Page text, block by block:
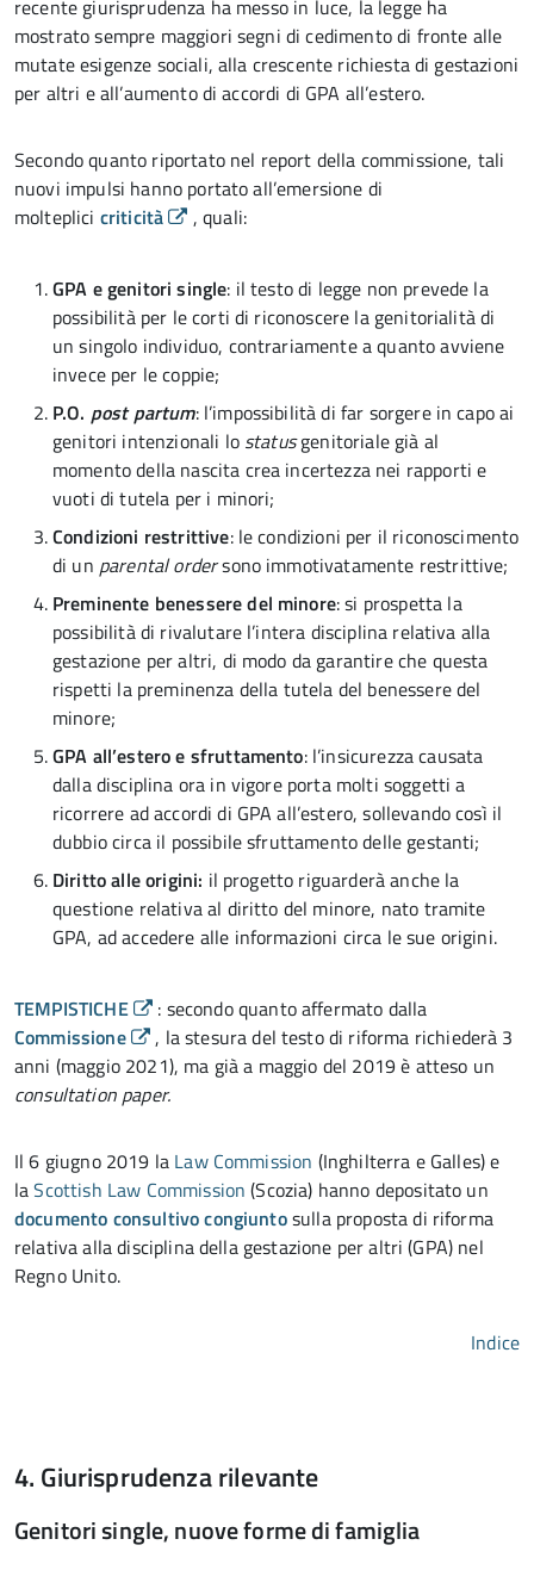
recente giurisprudenza ha messo in luce, la legge ha
mostrato sempre maggiori segni di cedimento di fronte alle
mutate esigenze sociali, alla crescente richiesta di gestazioni
per altri e all’aumento di accordi di GPA all’estero.
Secondo quanto riportato nel report della commissione, tali
nuovi impulsi hanno portato all’emersione di
molteplici criticità , quali:
GPA e genitori single: il testo di legge non prevede la
possibilità per le corti di riconoscere la genitorialità di
un singolo individuo, contrariamente a quanto avviene
invece per le coppie;
P.O. post partum: l’impossibilità di far sorgere in capo ai
genitori intenzionali lo statusgenitoriale già al
momento della nascita crea incertezza nei rapporti e
vuoti di tutela per i minori;
Condizioni restrittive: le condizioni per il riconoscimento
di un parental ordersono immotivatamente restrittive;
Preminente benessere del minore: si prospetta la
possibilità di rivalutare l’intera disciplina relativa alla
gestazione per altri, di modo da garantire che questa
rispetti la preminenza della tutela del benessere del
minore;
GPA all’estero e sfruttamento: l’insicurezza causata
dalla disciplina ora in vigore porta molti soggetti a
ricorrere ad accordi di GPA all’estero, sollevando così il
dubbio circa il possibile sfruttamento delle gestanti;
Diritto alle origini: il progetto riguarderà anche la
questione relativa al diritto del minore, nato tramite
GPA, ad accedere alle informazioni circa le sue origini.
TEMPISTICHE
: secondo quanto affermato dalla
Commissione
, la stesura del testo di riforma richiederà 3
anni (maggio 2021), ma già a maggio del 2019 è atteso un
consultation paper.
Il 6 giugno 2019 la Law Commission (Inghilterra e Galles) e
laScottish Law Commission (Scozia) hanno depositato un
documento consultivo congiuntosulla proposta di riforma
relativa alla disciplina della gestazione per altri (GPA) nel
Regno Unito.
Indice
4. Giurisprudenza rilevante
Genitori single, nuove forme di famiglia